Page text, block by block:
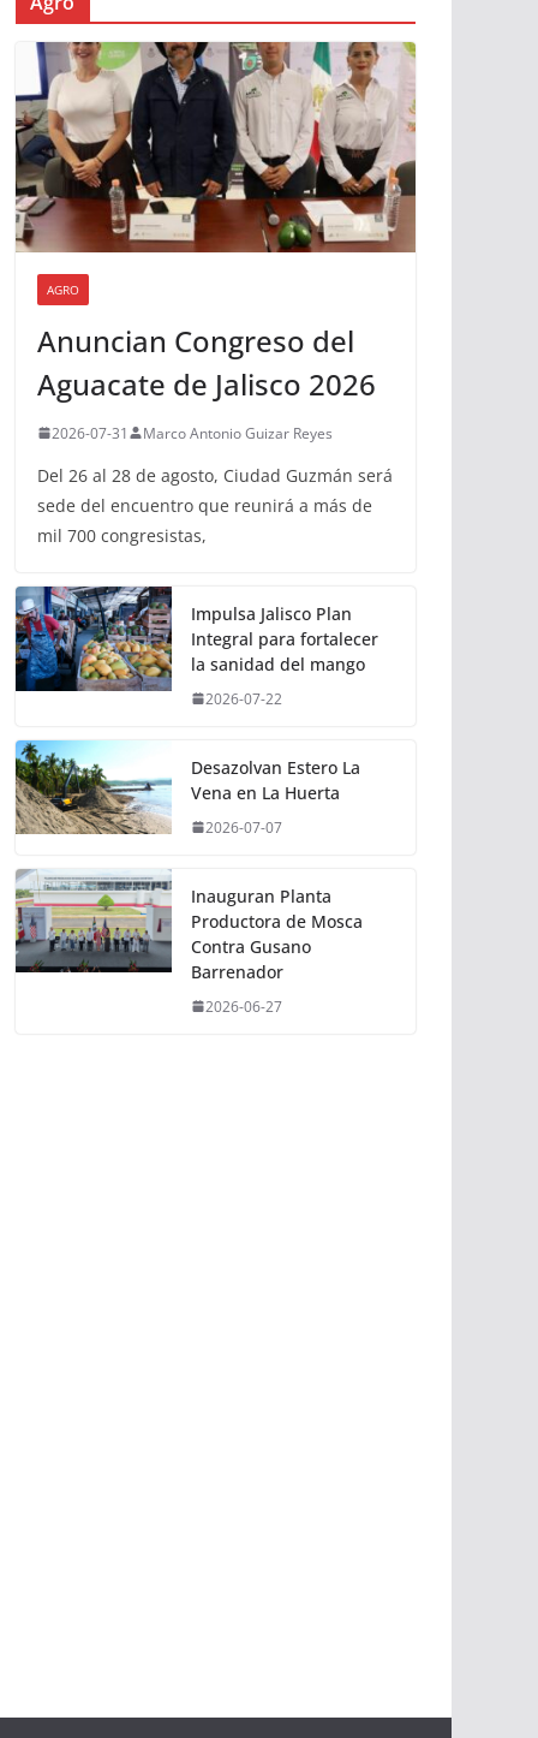
AGRO
Anuncian Congreso del
Aguacate de Jalisco 2026
2026-07-31 Marco Antonio Guizar Reyes
Del 26 al 28 de agosto, Ciudad Guzmán será
sede del encuentro que reunirá a más de
mil 700 congresistas,
Impulsa Jalisco Plan
Integral para fortalecer
la sanidad del mango
2026-07-22
Desazolvan Estero La
Vena en La Huerta
2026-07-07
Inauguran Planta
Productora de Mosca
Contra Gusano
Barrenador
2026-06-27